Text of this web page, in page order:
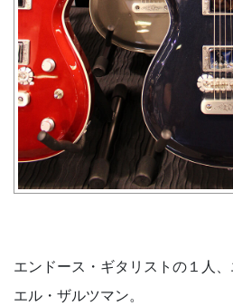
エンドース・ギタリストの１人
エル・ザルツマン。